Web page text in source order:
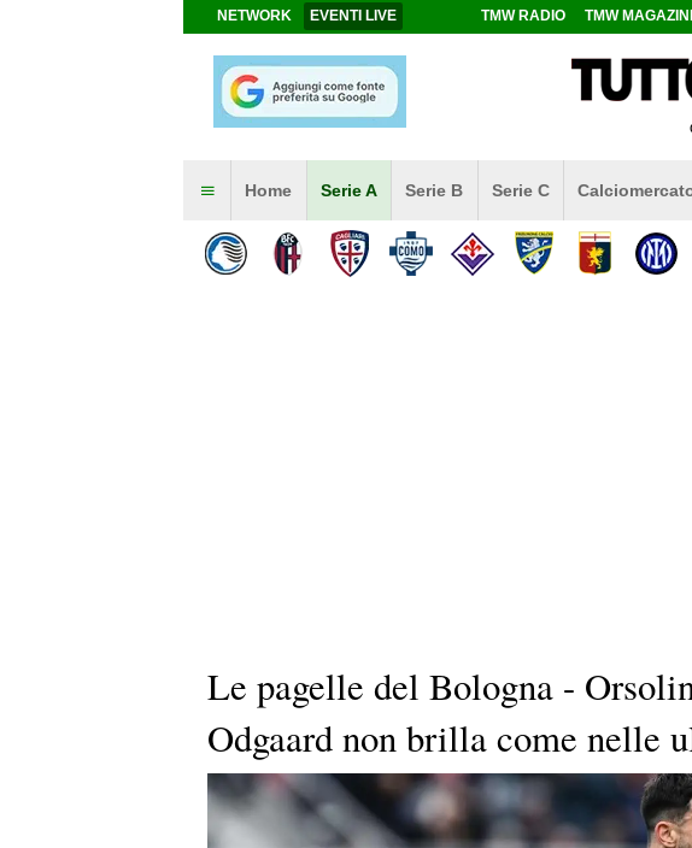
NETWORK EVENTI LIVE TMW RADIO TMW
Home Serie A Serie B Serie C
Le pagelle del Bologna -
Odgaard non brilla come nelle